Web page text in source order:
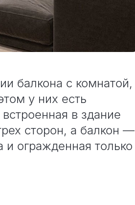
балкона с комнатой,
у них есть
в здание
сторон, а балкон —
огражденная только